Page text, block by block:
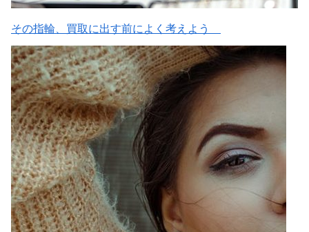
その指輪、買取に出す前によく考えよう